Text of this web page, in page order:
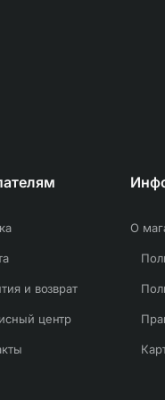
локонов и укладки.
контроля
и возврат
центр
О